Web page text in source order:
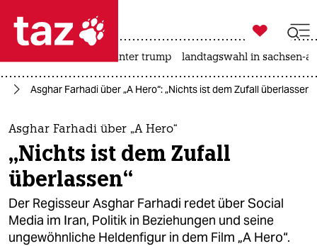
 taz zahl ich
taz zahl ich
themen
politik
öko
gesellschaft

taz zahl ich
usa unter trump landtagswahl in sachsen-
Asghar Farhadi über „A Hero“: „Nichts ist dem Zufall überlassen“
Asghar Farhadi über „A Hero“
„Nichts ist dem Zufall
überlassen“
Der Regisseur Asghar Farhadi redet über Social
Media im Iran, Politik in Beziehungen und seine
ungewöhnliche Heldenfigur in dem Film „A Hero“.